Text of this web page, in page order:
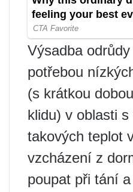
Výsadba
potřebou
(s krátkou
klidu) v oblasti
takových teplot
vzcházení z
poupat při tání